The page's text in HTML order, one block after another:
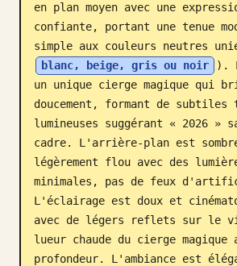
en plan moyen avec une
confiante, portant une tenue
simple aux couleurs neutres
blanc, beige, gris ou noir
).
un unique cierge magique qui
doucement, formant de subtiles
lumineuses suggérant « 2026 »
cadre. L'arrière-plan est
légèrement flou avec des
minimales, pas de feux
L'éclairage est doux et
avec de légers reflets sur le
lueur chaude du cierge
profondeur. L'ambiance est